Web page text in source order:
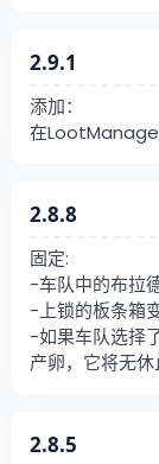
2.9.1
添加：
在
2.8.8
固定:
-车队中的布拉
-上锁的板条箱
-如果车队选择
产卵，它将无休
2.8.5